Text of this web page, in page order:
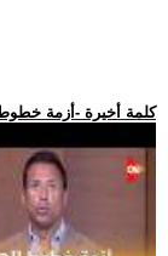
.. كلمة أخيرة -أزمة